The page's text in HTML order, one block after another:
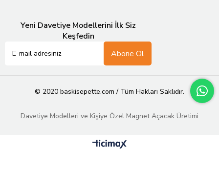
Yeni Davetiye Modellerini İlk Siz
Keşfedin
Abone Ol
© 2020 baskisepette.com / Tüm Hakları Saklıdır.
Davetiye Modelleri ve Kişiye Özel Magnet Açacak Üretimi